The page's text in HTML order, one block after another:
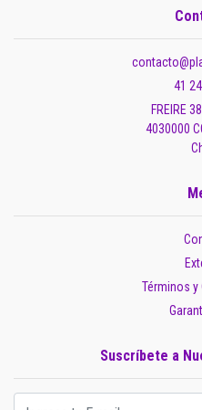
41
FREIRE
4030000
Términos
Suscríbete a